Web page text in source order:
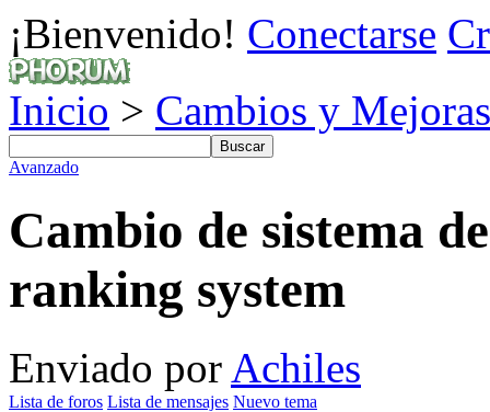
¡Bienvenido! Conectarse
Inicio > Cambios y
Avanzado
Cambio de sistema
ranking system
Enviado por Achiles
Lista de foros Lista de mensajes Nuevo tema